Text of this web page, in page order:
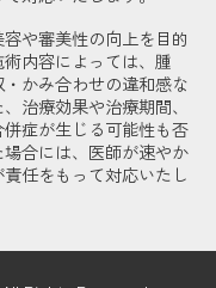
や審美性の向上を目的
内容によっては、腫
かみ合わせの違和感な
治療効果や治療期間、
症が生じる可能性も否
合には、医師が速やか
任をもって対応いたし